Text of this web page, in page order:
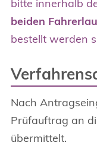
bitte innerhalb
beiden
bestellt werden
Nach
Prüfauftrag an
übermittelt.